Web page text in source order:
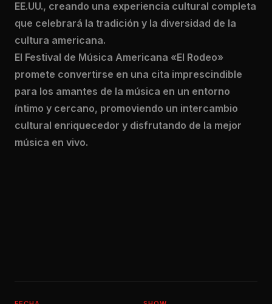
EE.UU., creando una experiencia cultural completa
que celebrará la tradición y la diversidad de la
cultura americana.
El Festival de Música Americana «El Rodeo»
promete convertirse en una cita imprescindible
para los amantes de la música en un entorno
íntimo y cercano, promoviendo un intercambio
cultural enriquecedor y disfrutando de la mejor
música en vivo.